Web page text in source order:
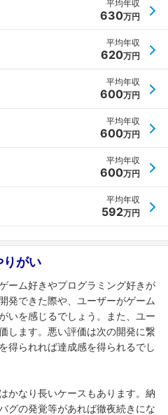
平均年収
630万円
平均年収
620万円
平均年収
600万円
平均年収
600万円
平均年収
600万円
平均年収
592万円
りがい
ーム好きやプログラミング好きが
発できた際や、ユーザーがゲーム
いを感じるでしょう。また、ユー
します。悪い評価は次の開発に繋
得られれば達成感を得られるでし
かなり長いケースもあります。納
グの発覚等があれば徹夜続きにな